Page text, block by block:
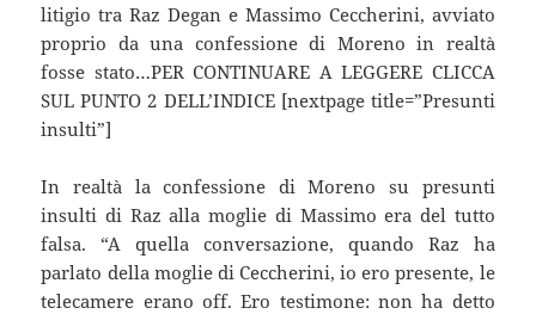
litigio tra Raz Degan e Massimo Ceccherini, avviato
proprio da una confessione di Moreno in realtà
fosse stato…PER CONTINUARE A LEGGERE CLICCA
SUL PUNTO 2 DELL’INDICE [nextpage title=”Presunti
insulti”]
In realtà la confessione di Moreno su presunti
insulti di Raz alla moglie di Massimo era del tutto
falsa. “A quella conversazione, quando Raz ha
parlato della moglie di Ceccherini, io ero presente, le
telecamere erano off. Ero testimone: non ha detto